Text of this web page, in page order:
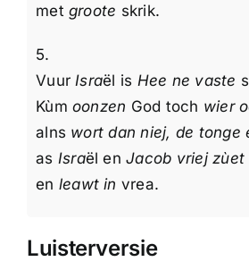
metgroote skrik.
5.
Vuur Israël is Hee ne vaste
Kùmoonzen God toch wier
alns wort dan niej, de tonge
as Israël enJacob vriej zùet
en leawt in vrea.
Luisterversie